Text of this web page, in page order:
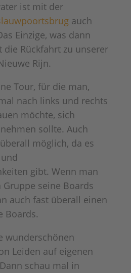
ist mit der
auch
Einzige, was dann
die Rückfahrt zu unserer
Rijn.
Tour, für die man,
nach links und rechts
möchte, sich
sollte. Auch
möglich, da es
gibt. Wenn man
seine Boards
auch fast überall einen
Boards.
wunderschönen
Leiden auf eigenen
schau mal in